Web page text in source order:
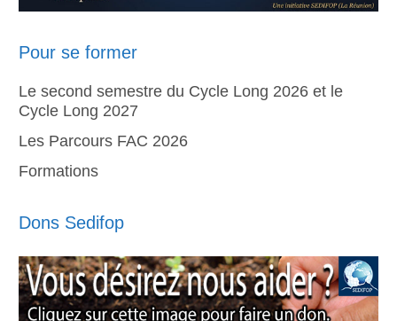
Pour se former
Le second semestre du Cycle Long 2026 et le
Cycle Long 2027
Les Parcours FAC 2026
Formations
Dons Sedifop